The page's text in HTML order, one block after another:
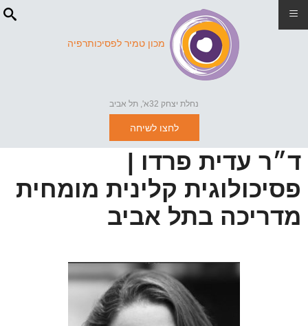
מכון טמיר לפסיכותרפיה
נחלת יצחק 32א', תל אביב
לחצו לשיחה
ד״ר עדית פרדו |
פסיכולוגית קלינית מומחית
מדריכה בתל אביב
≡